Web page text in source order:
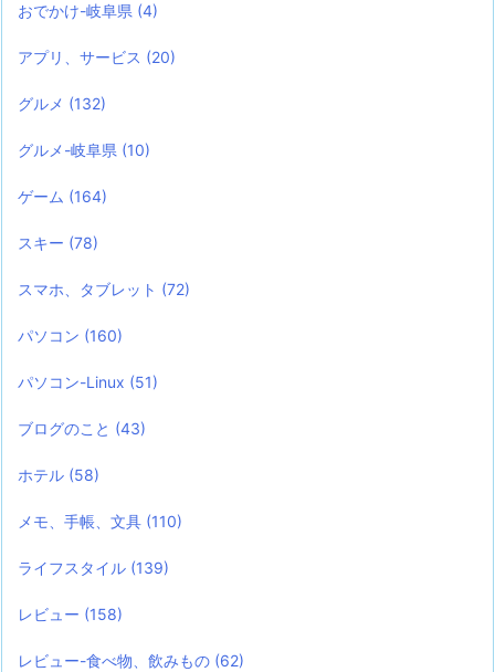
おでかけ-岐阜県 (4)
アプリ、サービス (20)
グルメ (132)
グルメ-岐阜県 (10)
ゲーム (164)
スキー (78)
スマホ、タブレット (72)
パソコン (160)
パソコン-Linux (51)
ブログのこと (43)
ホテル (58)
メモ、手帳、文具 (110)
ライフスタイル (139)
レビュー (158)
レビュー-食べ物、飲みもの (62)